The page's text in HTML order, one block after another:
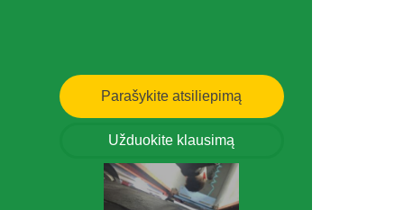
Parašykite atsiliepimą
Užduokite klausimą